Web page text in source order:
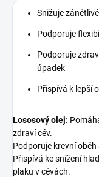
Snižuje
Podporuje
Podporuje
úpadek
Přispívá k lepší
Lososový olej:
zdraví cév.
Podporuje krevní
Přispívá ke snížení
plaku v cévách.